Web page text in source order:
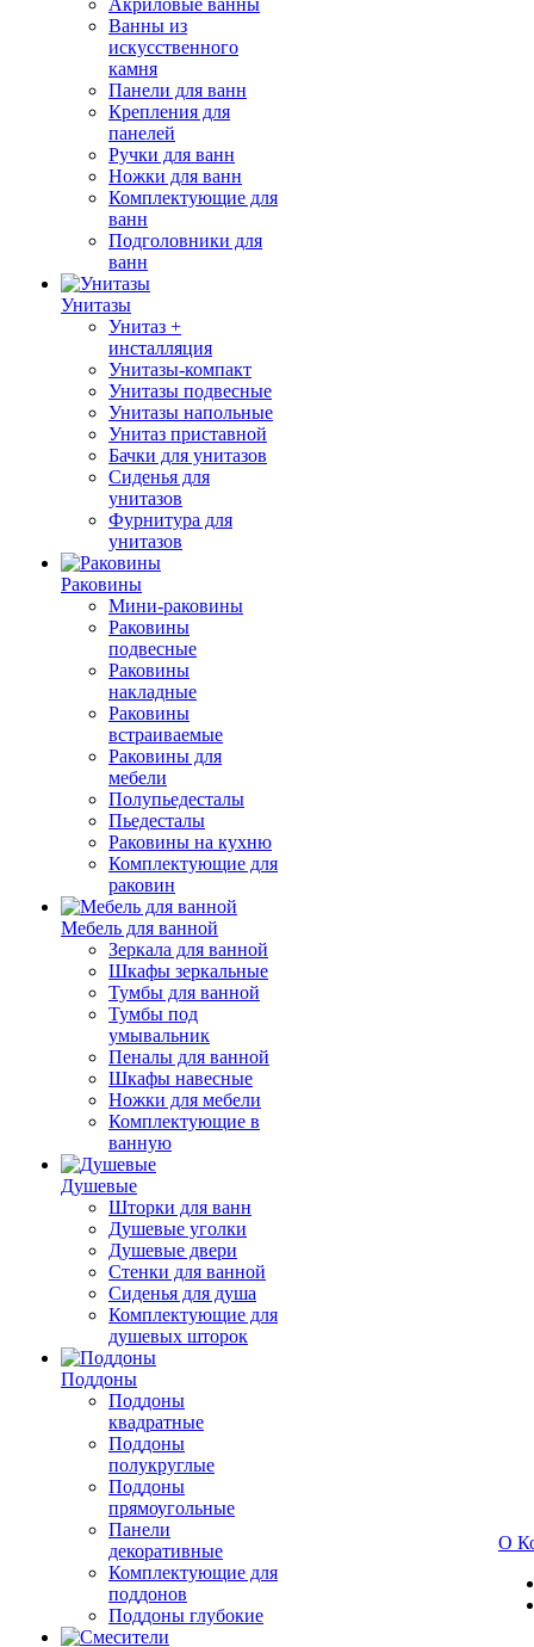
Акриловые ванны
Ванны из
искусственного
камня
Панели для ванн
Крепления для
панелей
Ручки для ванн
Ножки для ванн
Комплектующие для
ванн
Подголовники для
ванн
Унитазы
Унитаз +
инсталляция
Унитазы-компакт
Унитазы подвесные
Унитазы напольные
Унитаз приставной
Бачки для унитазов
Сиденья для
унитазов
Фурнитура для
унитазов
Раковины
Мини-раковины
Раковины
подвесные
Раковины
накладные
Раковины
встраиваемые
Раковины для
мебели
Полупьедесталы
Пьедесталы
Раковины на кухню
Комплектующие для
раковин
Мебель для ванной
Зеркала для ванной
Шкафы зеркальные
Тумбы для ванной
Тумбы под
умывальник
Пеналы для ванной
Шкафы навесные
Ножки для мебели
Комплектующие в
ванную
Душевые
Шторки для ванн
Душевые уголки
Душевые двери
Стенки для ванной
Сиденья для душа
Комплектующие для
душевых шторок
Поддоны
Поддоны
квадратные
Поддоны
полукруглые
Поддоны
прямоугольные
Панели
декоративные
Комплектующие для
поддонов
Поддоны глубокие
О